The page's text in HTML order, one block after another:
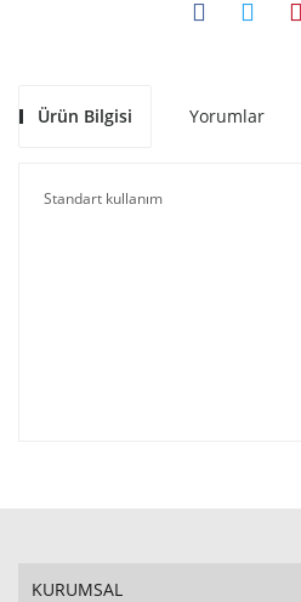
Ürün Bilgisi Yorumlar
Standart kullanım
KURUMSAL